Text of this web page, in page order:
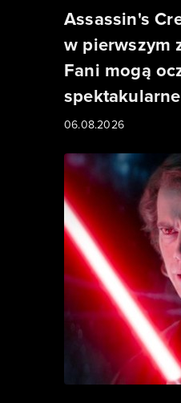
Assassin's
w pierwszym
Fani mogą
06.08.2026